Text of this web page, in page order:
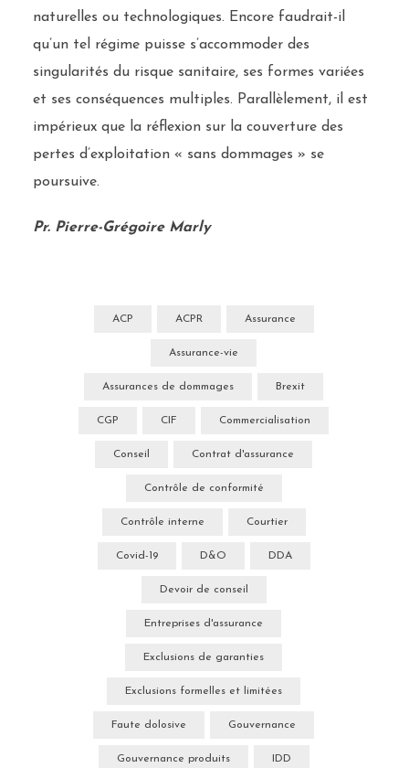
naturelles ou technologiques. Encore faudrait-il
qu’un tel régime puisse s’accommoder des
singularités du risque sanitaire, ses formes variées
et ses conséquences multiples. Parallèlement, il est
impérieux que la réflexion sur la couverture des
pertes d’exploitation « sans dommages » se
poursuive.
Pr. Pierre-Grégoire Marly
ACP ACPR Assurance
Assurance-vie
Assurances de dommages Brexit
CGP CIF Commercialisation
Conseil Contrat d'assurance
Contrôle de conformité
Contrôle interne Courtier
Covid-19 D&O DDA
Devoir de conseil
Entreprises d'assurance
Exclusions de garanties
Exclusions formelles et limitées
Faute dolosive Gouvernance
Gouvernance produits IDD